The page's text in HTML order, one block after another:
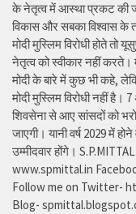
के नेतृत्व में आस्था प्रकट की
विकास और सबका विश्वास के
मोदी मुस्लिम विरोधी होते तो
नेतृत्व को स्वीकार नहीं
मोदी के बारे में कुछ भी कहे,
मोदी मुस्लिम विरोधी नहीं
शिवसेना से आए सांसदों को
जाएगी। यानी वर्ष 2029 में
उम्मीदवार होंगे।
www.spmittal.in
Follow me on Twitter-
Blog-